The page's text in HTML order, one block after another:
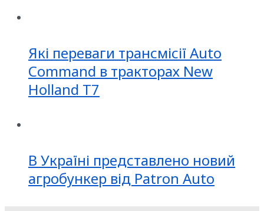
Які переваги трансмісії Auto
Command в тракторах New
Holland T7
В Україні представлено новий
агробункер від Patron Auto